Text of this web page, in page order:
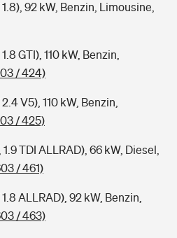
92 kW, Benzin, Limousine,
GTI), 110 kW, Benzin,
/ 424)
V5), 110 kW, Benzin,
/ 425)
1.9 TDI ALLRAD), 66 kW, Diesel,
/ 461)
ALLRAD), 92 kW, Benzin,
/ 463)